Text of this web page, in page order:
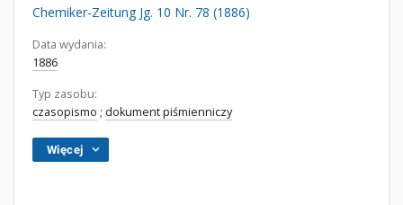
Chemiker-Zeitung Jg. 10 Nr. 78 (1886)
Data wydania:
1886
Typ zasobu:
czasopismo ; dokument piśmienniczy
Więcej